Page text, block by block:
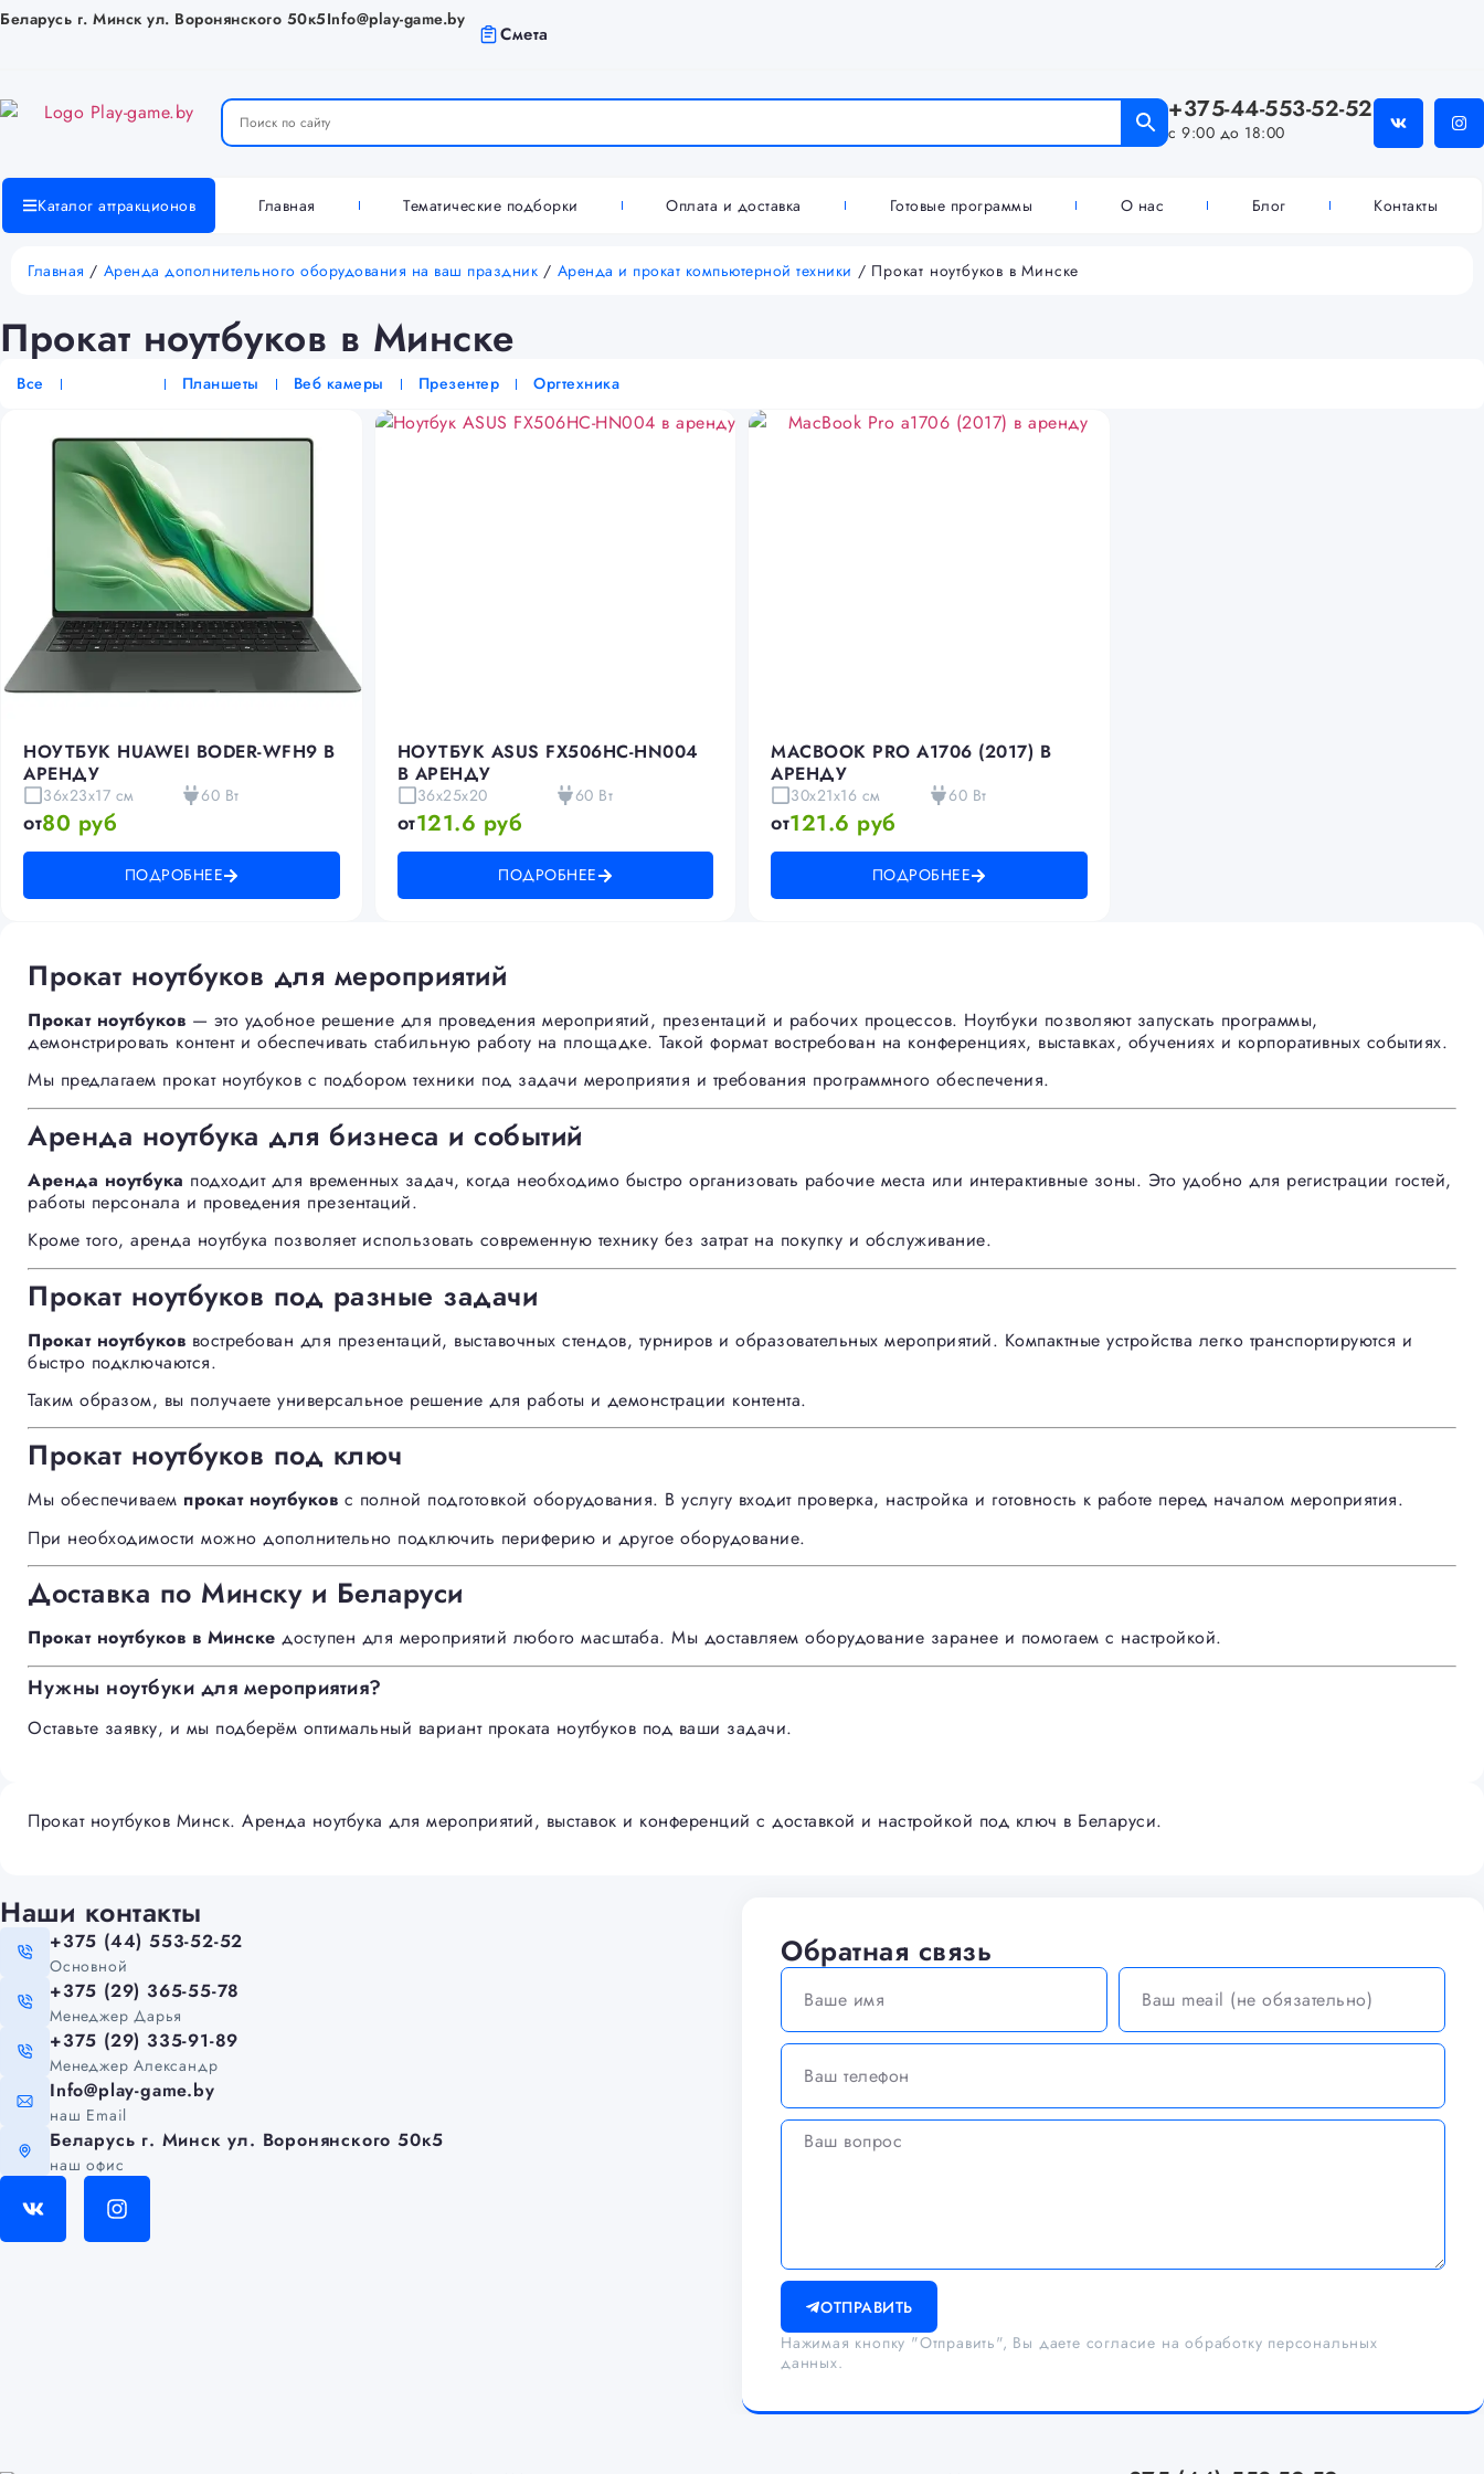
Беларусь г. Минск ул. Воронянского 50к5Info@play-game.by
Смета
+375-44-553-52-52
с 9:00 до 18:00
Каталог аттракционов Главная Тематические подборки Оплата и доставка Готовые программы О нас Блог Контакты
Главная / Аренда дополнительного оборудования на ваш праздник / Аренда и прокат компьютерной техники / Прокат ноутбуков в Минске
Прокат ноутбуков в Минске
Все Планшеты Веб камеры Презентер Оргтехника
НОУТБУК HUAWEI BODER-WFH9 В
АРЕНДУ
36х23х17 см 60 Вт
от80 руб
ПОДРОБНЕЕ
НОУТБУК ASUS FX506HC-HN004
В АРЕНДУ
36х25х20 60 Вт
от121.6 руб
ПОДРОБНЕЕ
MACBOOK PRO A1706 (2017) В
АРЕНДУ
30x21x16 см 60 Вт
от121.6 руб
ПОДРОБНЕЕ
Прокат ноутбуков для мероприятий
Прокат ноутбуков — это удобное решение для проведения мероприятий, презентаций и рабочих процессов. Ноутбуки позволяют запускать программы,
демонстрировать контент и обеспечивать стабильную работу на площадке. Такой формат востребован на конференциях, выставках, обучениях и корпоративных событиях.
Мы предлагаем прокат ноутбуков с подбором техники под задачи мероприятия и требования программного обеспечения.
Аренда ноутбука для бизнеса и событий
Аренда ноутбука подходит для временных задач, когда необходимо быстро организовать рабочие места или интерактивные зоны. Это удобно для регистрации гостей,
работы персонала и проведения презентаций.
Кроме того, аренда ноутбука позволяет использовать современную технику без затрат на покупку и обслуживание.
Прокат ноутбуков под разные задачи
Прокат ноутбуков востребован для презентаций, выставочных стендов, турниров и образовательных мероприятий. Компактные устройства легко транспортируются и
быстро подключаются.
Таким образом, вы получаете универсальное решение для работы и демонстрации контента.
Прокат ноутбуков под ключ
Мы обеспечиваем прокат ноутбуков с полной подготовкой оборудования. В услугу входит проверка, настройка и готовность к работе перед началом мероприятия.
При необходимости можно дополнительно подключить периферию и другое оборудование.
Доставка по Минску и Беларуси
Прокат ноутбуков в Минске доступен для мероприятий любого масштаба. Мы доставляем оборудование заранее и помогаем с настройкой.
Нужны ноутбуки для мероприятия?
Оставьте заявку, и мы подберём оптимальный вариант проката ноутбуков под ваши задачи.
Прокат ноутбуков Минск. Аренда ноутбука для мероприятий, выставок и конференций с доставкой и настройкой под ключ в Беларуси.
Наши контакты
+375 (44) 553-52-52
Основной
+375 (29) 365-55-78
Менеджер Дарья
+375 (29) 335-91-89
Менеджер Александр
Info@play-game.by
наш Email
Беларусь г. Минск ул. Воронянского 50к5
наш офис
Обратная связь
ОТПРАВИТЬ
Нажимая кнопку "Отправить", Вы даете согласие на обработку персональных
данных.